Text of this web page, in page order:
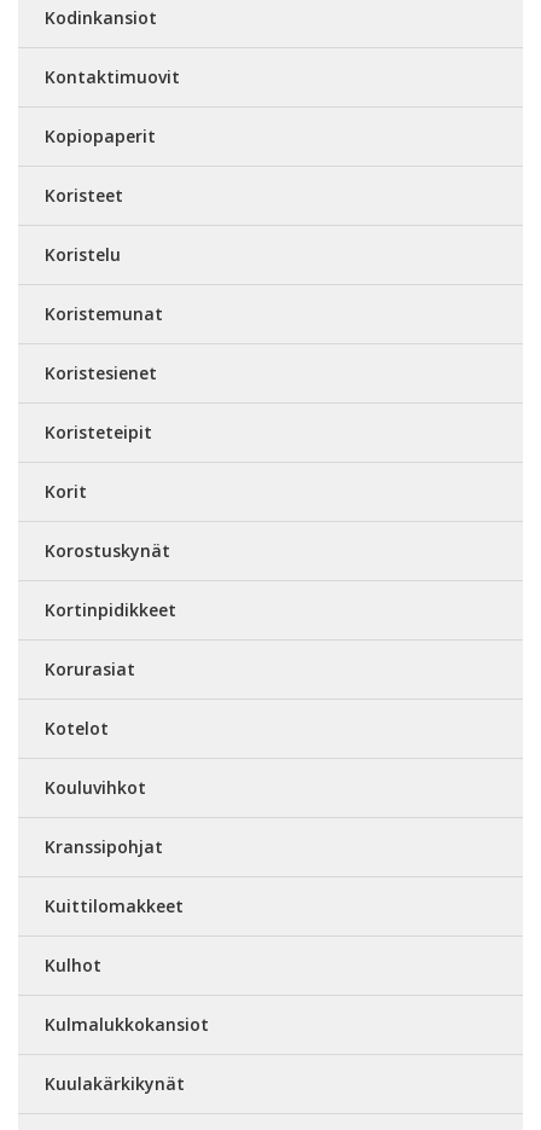
Kodinkansiot
Kontaktimuovit
Kopiopaperit
Koristeet
Koristelu
Koristemunat
Koristesienet
Koristeteipit
Korit
Korostuskynät
Kortinpidikkeet
Korurasiat
Kotelot
Kouluvihkot
Kranssipohjat
Kuittilomakkeet
Kulhot
Kulmalukkokansiot
Kuulakärkikynät